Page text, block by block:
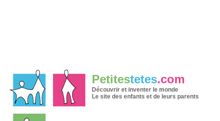
Petitestetes.com
Découvrir et inventer le monde
Le site des enfants et de leurs parents